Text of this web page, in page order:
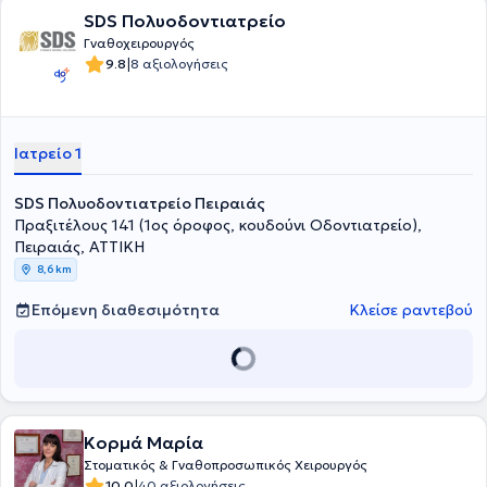
και μετεκπαιδευτικών σεμιναρίων.
SDS Πολυοδοντιατρείο
Γναθοχειρουργός
9.8|8 αξιολογήσεις
Ιατρείο 1
SDS Πολυοδοντιατρείο Πειραιάς
Πραξιτέλους 141 (1ος όροφος, κουδούνι Οδοντιατρείο),
Πειραιάς, ΑΤΤΙΚΗ
8,6 km
Επόμενη διαθεσιμότητα Κλείσε ραντεβού
Κορμά Μαρία
Στοματικός & Γναθοπροσωπικός Χειρουργός